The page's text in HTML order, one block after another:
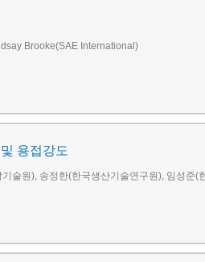
Brooke(SAE International)
용접강도
술원), 송정한(한국생산기술연구원), 임성준